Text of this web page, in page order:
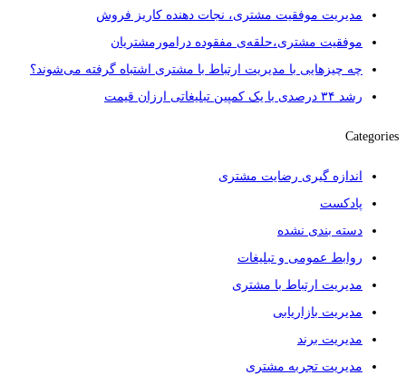
مدیریت موفقیت مشتری، نجات دهنده کاریز فروش
موفقیت مشتری،حلقه‌ی مفقوده درامورمشتریان
چه چیزهایی با مدیریت ارتباط با مشتری اشتباه گرفته می‌شوند؟
رشد ۳۴ درصدی با یک کمپین تبلیغاتی ارزان قیمت
Categories
اندازه گیری رضایت مشتری
پادکست
دسته بندی نشده
روابط عمومی و تبلیغات
مدیریت ارتباط با مشتری
مدیریت بازاریابی
مدیریت برند
مدیریت تجربه مشتری